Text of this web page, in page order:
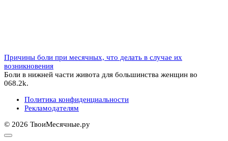
Причины боли при месячных, что делать в случае их
возникновения
Боли в нижней части живота для большинства женщин во
068.2k.
Политика конфиденциальности
Рекламодателям
© 2026 ТвоиМесячные.ру